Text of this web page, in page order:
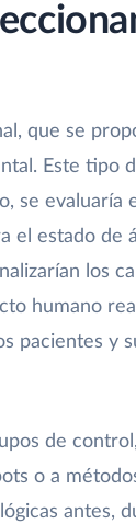
que se
Este tipo
se evaluaría
el estado de
los
humano
pacientes y
de
o a
antes,